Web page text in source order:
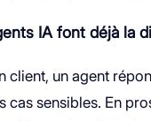
IA font déjà la
client, un agent
cas sensibles. En